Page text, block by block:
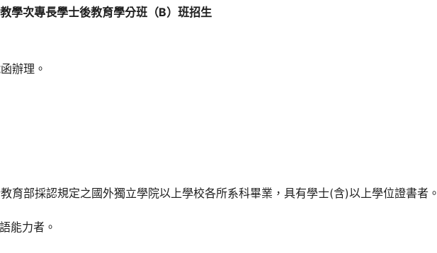
學次專長學士後教育學分班（B）班招生
辦理。
育部採認規定之國外獨立學院以上學校各所系科畢業，具有學士(含)以上學位證書者。
能力者。